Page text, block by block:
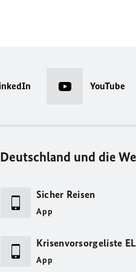
YouTube
Deutschland und die
Sicher Reisen
App
Krisenvorsorgeliste
App